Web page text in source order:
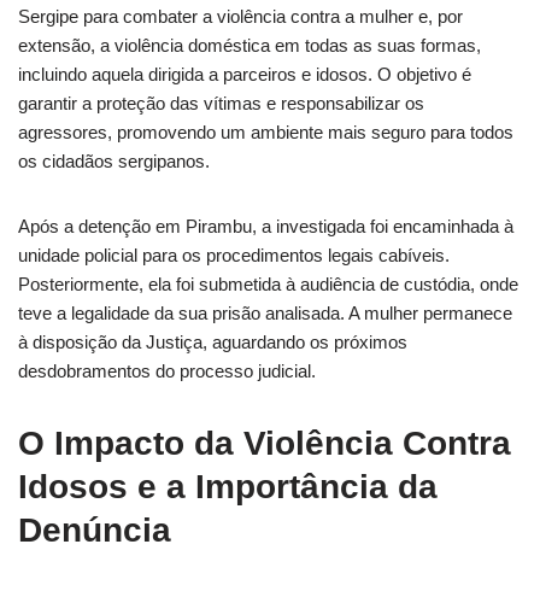
Sergipe para combater a violência contra a mulher e, por
extensão, a violência doméstica em todas as suas formas,
incluindo aquela dirigida a parceiros e idosos. O objetivo é
garantir a proteção das vítimas e responsabilizar os
agressores, promovendo um ambiente mais seguro para todos
os cidadãos sergipanos.
Após a detenção em Pirambu, a investigada foi encaminhada à
unidade policial para os procedimentos legais cabíveis.
Posteriormente, ela foi submetida à audiência de custódia, onde
teve a legalidade da sua prisão analisada. A mulher permanece
à disposição da Justiça, aguardando os próximos
desdobramentos do processo judicial.
O Impacto da Violência Contra
Idosos e a Importância da
Denúncia